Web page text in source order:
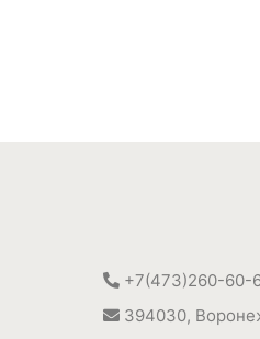
+7(473)260-60-
394030,